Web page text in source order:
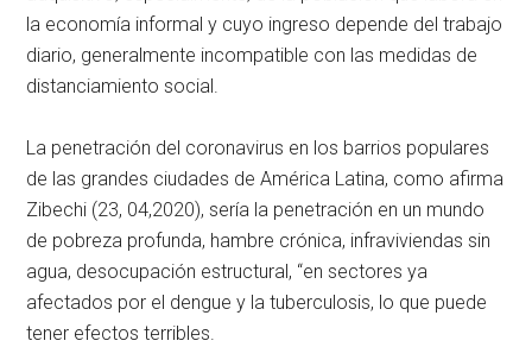
la economía informal y cuyo ingreso depende del trabajo
diario, generalmente incompatible con las medidas de
distanciamiento social.
La penetración del coronavirus en los barrios populares
de las grandes ciudades de América Latina, como afirma
Zibechi (23, 04,2020), sería la penetración en un mundo
de pobreza profunda, hambre crónica, infraviviendas sin
agua, desocupación estructural, “en sectores ya
afectados por el dengue y la tuberculosis, lo que puede
tener efectos terribles.